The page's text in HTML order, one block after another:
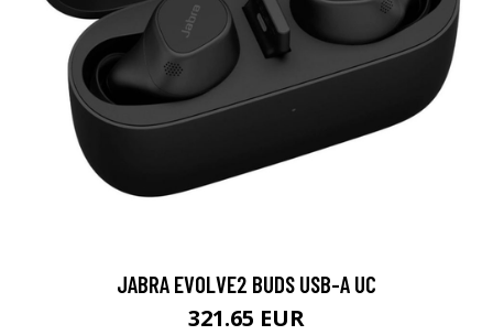
JABRA EVOLVE2 BUDS USB-A UC
321.65 EUR